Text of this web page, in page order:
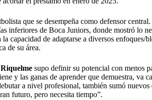
que se desempeña como defensor
inferiores de Boca Juniors, donde mostró lo
capacidad de adaptarse a diversos
de su área.
supo definir su potencial con menos
y las ganas de aprender que demuestra, va
a nivel profesional, también sumó
futuro, pero necesita tiempo”.